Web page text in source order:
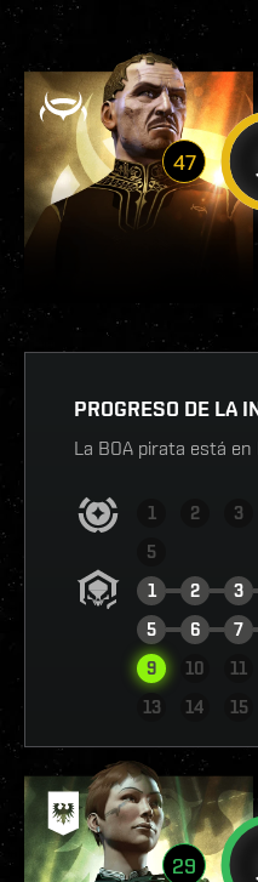
47
PROGRESO DE LA
La BOA pirata está en
1 2 3
5
1
2 3
5
6 7
9
10 11
13
14 15
29